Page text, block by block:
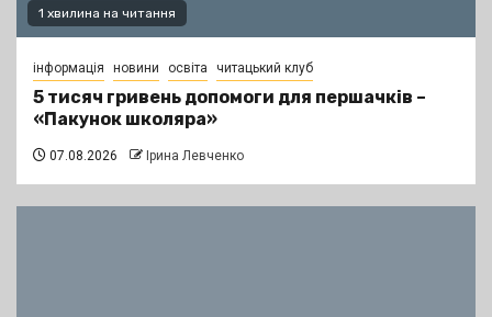
1 хвилина на читання
інформація новини освіта читацький клуб
5 тисяч гривень допомоги для першачків –
«Пакунок школяра»
07.08.2026 Ірина Левченко